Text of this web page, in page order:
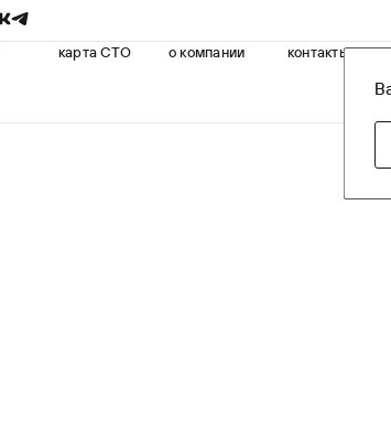
карта СТО о компании
контакты